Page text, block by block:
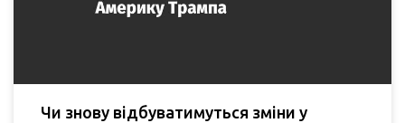
Чи знову відбуватимуться зміни у